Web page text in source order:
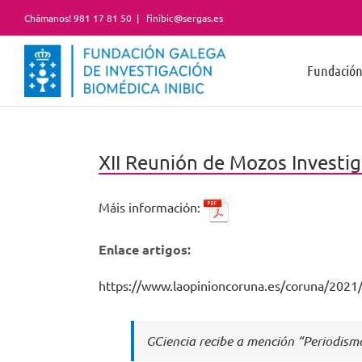
content
Chámanos! 981 17 81 50 | finibic@sergas.es
Fundación
XII Reunión de Mozos
Máis información:
Enlace artigos:
https://www.laopinioncoruna.es/coruna/
GCiencia recibe a mención